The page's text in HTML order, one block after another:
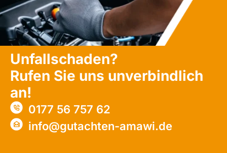
Unfallschaden?
Rufen Sie uns unverbindlich
an!
0177 56 757 62
info@gutachten-amawi.de